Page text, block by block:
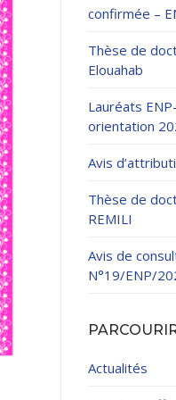
Continue
des Relations
sportives
et
confirmée –
Thèse de
Elouahab
Lauréats
orientation
Avis
Thèse de
REMILI
Avis de
N°19/ENP/
Actualités